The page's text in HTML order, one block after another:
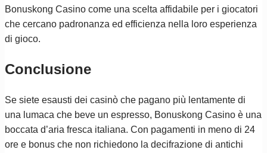
Bonuskong Casino come una scelta affidabile per i giocatori
che cercano padronanza ed efficienza nella loro esperienza
di gioco.
Conclusione
Se siete esausti dei casinò che pagano più lentamente di
una lumaca che beve un espresso, Bonuskong Casino è una
boccata d’aria fresca italiana. Con pagamenti in meno di 24
ore e bonus che non richiedono la decifrazione di antichi